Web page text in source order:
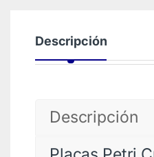
Descripción
Descripción